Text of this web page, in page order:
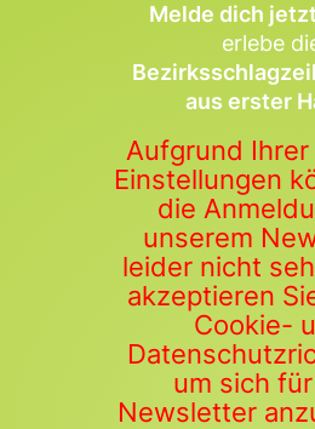
Melde dich
erlebe
aus erster
Aufgrund
Einstellungen
die
unserem
leider nicht
akzeptieren
Cookie-
um sich
Newsletter